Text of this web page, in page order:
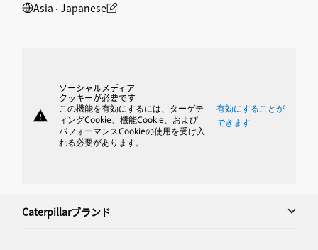
Asia ‧ Japanese
warning
ソーシャルメディア
クッキーが必要です
この機能を有効にするには、ターゲテ
ィングCookie、機能Cookie、および
パフォーマンスCookieの使用を受け入
れる必要があります。
有効にすることが
できます
Caterpillarブランド